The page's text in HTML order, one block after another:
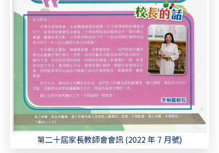
第二十屆家長教師會會訊 (2022 年 7 月號)